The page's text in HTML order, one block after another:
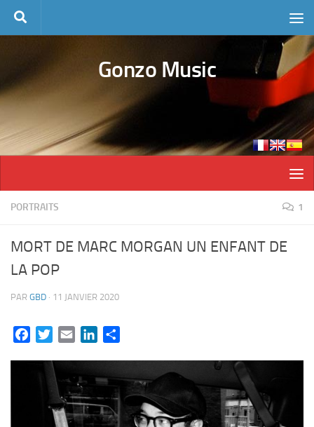
Skip to content
Gonzo Music
PORTRAITS 1
MORT DE MARC MORGAN UN ENFANT DE
LA POP
PAR GBD · 11 JANVIER 2020
FacebookTwitterEmail LinkedIn